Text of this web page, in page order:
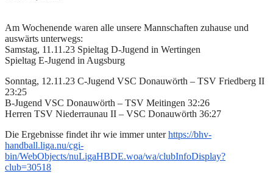
Am Wochenende waren alle unsere Mannschaften zuhause und
auswärts unterwegs:
Samstag, 11.11.23 Spieltag D-Jugend in Wertingen
Spieltag E-Jugend in Augsburg
Sonntag, 12.11.23 C-Jugend VSC Donauwörth – TSV Friedberg II
23:25
B-Jugend VSC Donauwörth – TSV Meitingen 32:26
Herren TSV Niederraunau II – VSC Donauwörth 36:27
Die Ergebnisse findet ihr wie immer unterhttps://bhv-
handball.liga.nu/cgi-
bin/WebObjects/nuLigaHBDE.woa/wa/clubInfoDisplay?
club=30518